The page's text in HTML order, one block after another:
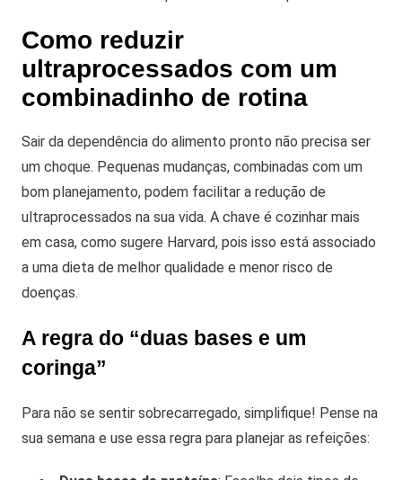
Como reduzir
ultraprocessados com um
combinadinho de rotina
Sair da dependência do alimento pronto não precisa ser
um choque. Pequenas mudanças, combinadas com um
bom planejamento, podem facilitar a redução de
ultraprocessados na sua vida. A chave é cozinhar mais
em casa, como sugere Harvard, pois isso está associado
a uma dieta de melhor qualidade e menor risco de
doenças.
A regra do “duas bases e um
coringa”
Para não se sentir sobrecarregado, simplifique! Pense na
sua semana e use essa regra para planejar as refeições: